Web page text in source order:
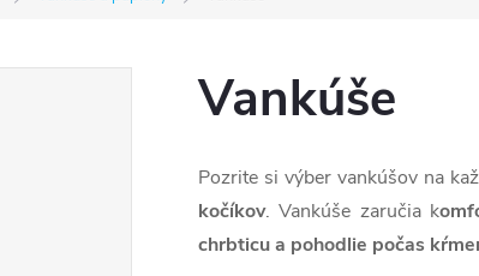
Vankúše
Pozrite si výber vankúšov na
kočíkov. Vankúše zaručia k
chrbticu a pohodlie počas